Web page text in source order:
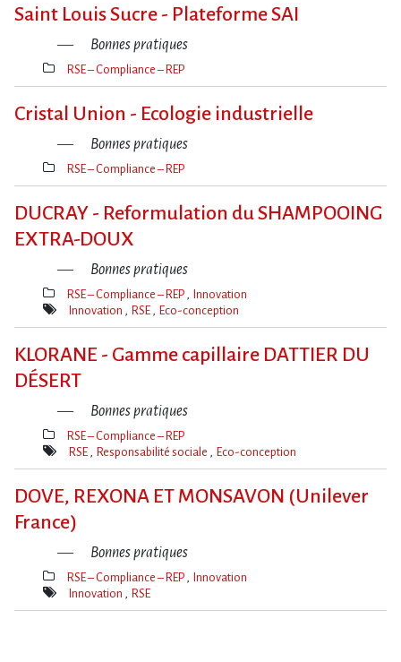
Saint Louis Sucre - Plateforme SAI
Bonnes pratiques
Thèmes(s)
RSE – Compliance – REP
Cristal Union - Ecologie industrielle
Bonnes pratiques
Thèmes(s)
RSE – Compliance – REP
DUCRAY - Reformulation du SHAMPOOING
EXTRA-DOUX
Bonnes pratiques
Thèmes(s)
RSE – Compliance – REP Innovation
Mot(s)-
Innovation RSE Eco-conception
KLORANE - Gamme capillaire DATTIER DU
DÉSERT
Bonnes pratiques
Thèmes(s)
RSE – Compliance – REP
Mot(s)-
RSE Responsabilité sociale Eco-conception
DOVE, REXONA ET MONSAVON (Unilever
France)
Bonnes pratiques
Thèmes(s)
RSE – Compliance – REP Innovation
Mot(s)-
Innovation RSE